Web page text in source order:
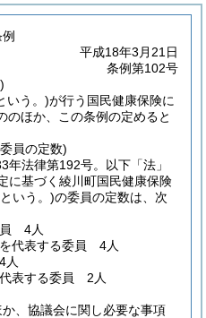
平成18年3月21日
条例第102号
いう。)が行う国民健康保険に
のほか、この条例の定めると
員の定数)
年法律第192号。以下「法」
に基づく綾川町国民健康保険
いう。)の委員の定数は、次
員 4人
代表する委員 4人
人
表する委員 2人
、協議会に関し必要な事項